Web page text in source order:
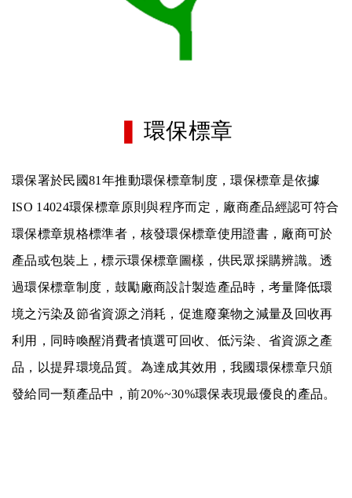
環保標章
環保署於民國81年推動環保標章制度，環保標章是依據
ISO 14024環保標章原則與程序而定，廠商產品經認可符合
環保標章規格標準者，核發環保標章使用證書，廠商可於
產品或包裝上，標示環保標章圖樣，供民眾採購辨識。透
過環保標章制度，鼓勵廠商設計製造產品時，考量降低環
境之污染及節省資源之消耗，促進廢棄物之減量及回收再
利用，同時喚醒消費者慎選可回收、低污染、省資源之產
品，以提昇環境品質。為達成其效用，我國環保標章只頒
發給同一類產品中，前20%~30%環保表現最優良的產品。